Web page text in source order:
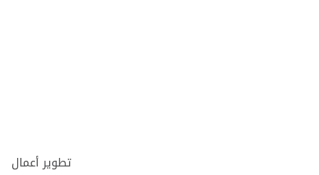
تطوير أعمال